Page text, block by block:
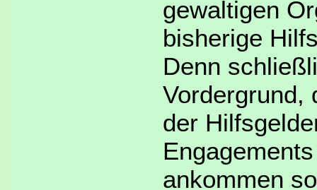
gewaltigen
bisherige
Denn
Vordergrund,
der
ankommen